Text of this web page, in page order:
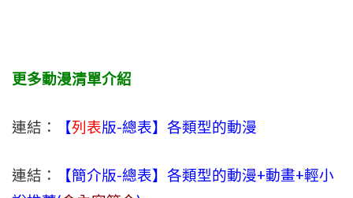
更多動漫清單介紹
連結： 【列表版-總表】各類型的動漫
連結：
【簡介版-總表】各類型的動漫+動畫+輕小